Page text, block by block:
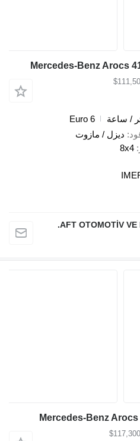
Euro 6
ديزل / مازوت
8x4
AFT OTOMOTİV VE